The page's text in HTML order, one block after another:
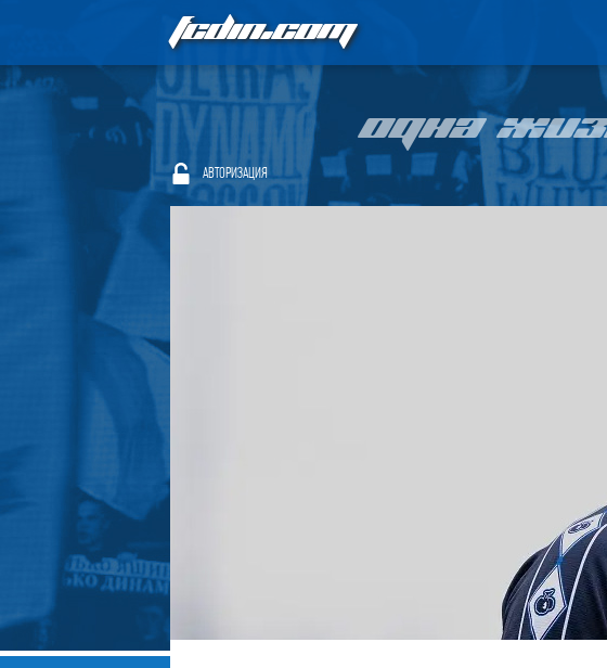
FCDIN.COM
ОДНА
АВТОРИЗАЦИЯ